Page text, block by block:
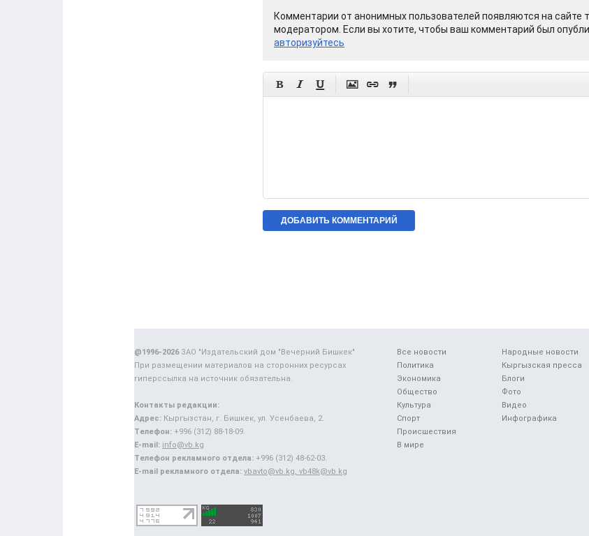
Комментарии от анонимных пользователей появляются на сайте
модератором. Если вы хотите, чтобы ваш комментарий был
авторизуйтесь
     
Все новости
Политика
Экономика
Общество
Культура
Спорт
Происшествия
В мире
Народные новости
Кыргызская пресса
Блоги
Фото
Видео
Инфографика
@1996-2026ЗАО "Издательский дом "Вечерний Бишкек"
При размещении материалов на сторонних ресурсах
гиперссылка на источник обязательна.
Контакты редакции:
Адрес: Кыргызстан, г. Бишкек, ул. Усенбаева, 2.
Телефон: +996 (312) 88-18-09.
E-mail: info@vb.kg
Телефон рекламного отдела: +996 (312) 48-62-03.
E-mail рекламного отдела: vbavto@vb.kg, vb48k@vb.kg